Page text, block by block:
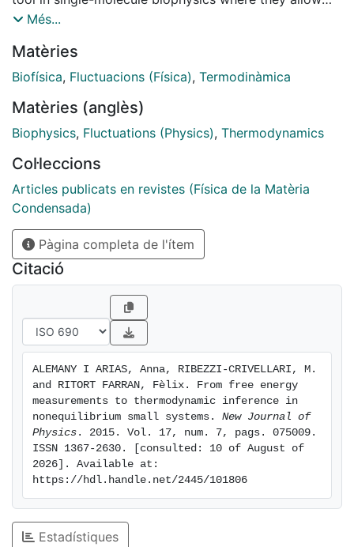
experimentalists to exploit thermal fluctuations and
pulling experiments. The rich phenomenology of
biomolecular systems has stimulated the development
different experimental situations. Here we discuss an
extension of the Crooks fluctuation relation that
molecular states. This extension can be connected to
the generalized JE under feedback. Finally we address
the recently introduced concept of thermodynamic
inference or how FTs can be used to extract the total
entropy production distribution in nonequilibrium
systems from partial entropy production
measurements. We discuss the significance of the
concept of effective temperature in this context and
show how thermodynamic inference provides a
unifying comprehensive picture in several
Més...
Matèries
Biofísica, Fluctuacions (Física), Termodinàmica
Matèries (anglès)
Biophysics, Fluctuations (Physics), Thermodynamics
Col·leccions
Articles publicats en revistes (Física de la Matèria
Condensada)
Pàgina completa de l'ítem
Citació
ALEMANY I ARIAS, Anna, RIBEZZI-CRIVELLARI, M.
and RITORT FARRAN, Fèlix. From free energy
measurements to thermodynamic inference in
nonequilibrium small systems. New Journal of
Physics . 2015. Vol. 17, num. 7, pags. 075009.
ISSN 1367-2630. [consulted: 10 of August of
2026]. Available at:
https://hdl.handle.net/2445/101806
Estadístiques